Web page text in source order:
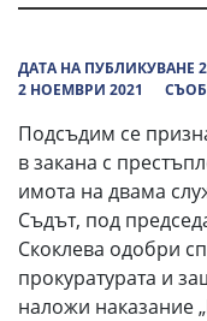
ДАТА НА ПУБЛИКУВАНЕ
2 НОЕМВРИ 2021
Подсъдим се
в закана с
имота на двама
Съдът, под
Скоклева одобри
прокуратурата и
наложи наказание